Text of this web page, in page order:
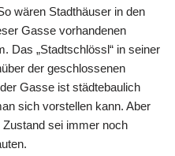
wären Stadthäuser in den
Gasse vorhandenen
Das „Stadtschlössl“ in seiner
der geschlossenen
Gasse ist städtebaulich
sich vorstellen kann. Aber
sei immer noch